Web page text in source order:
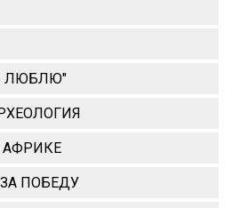
ЛЮБЛЮ"
АФРИКЕ
ПОБЕДУ